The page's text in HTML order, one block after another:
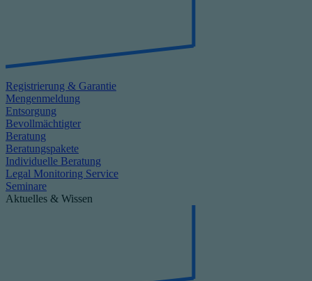
Registrierung & Garantie
Mengenmeldung
Entsorgung
Bevollmächtigter
Beratung
Beratungspakete
Individuelle Beratung
Legal Monitoring Service
Seminare
Aktuelles & Wissen